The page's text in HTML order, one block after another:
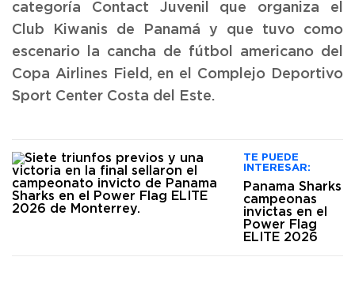
categoría Contact Juvenil que organiza el
Club Kiwanis de Panamá y que tuvo como
escenario la cancha de fútbol americano del
Copa Airlines Field, en el Complejo Deportivo
Sport Center Costa del Este.
TE PUEDE
INTERESAR:
Panama Sharks
campeonas
invictas en el
Power Flag
ELITE 2026